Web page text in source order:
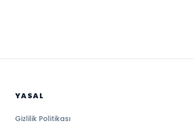
YASAL
Gizlilik Politikası